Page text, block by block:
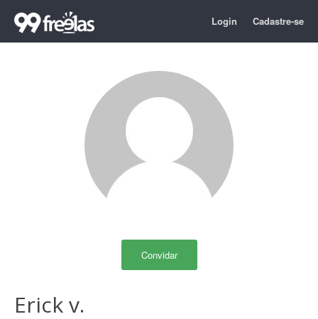
Login Cadastre-se
Convidar
Erick v.